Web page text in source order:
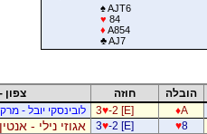
♠AJT6
♥ 84
♦ A854
♣AJ7
הובלה חוזה צפון
♦A
3♥-2 [E] לובינסקי יובל -
♥8
3♥-2 [E] אגוזי נילי -